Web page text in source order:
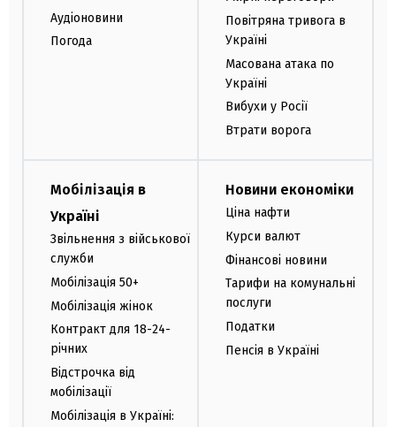
Аудіоновини
Погода
Повітряна тривога в
Україні
Масована атака по
Україні
Вибухи у Росії
Втрати ворога
Мобілізація в
Україні
Звільнення з військової
служби
Мобілізація 50+
Мобілізація жінок
Контракт для 18-24-
річних
Відстрочка від
мобілізації
Мобілізація в Україні:
Новини економіки
Ціна нафти
Курси валют
Фінансові новини
Тарифи на комунальні
послуги
Податки
Пенсія в Україні